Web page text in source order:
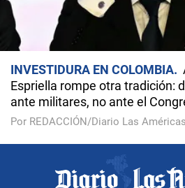
INVESTIDURA EN COLOMBIA
Espriella rompe otra tradición:
ante militares, no ante el
Por REDACCIÓN/Diario Las Américas